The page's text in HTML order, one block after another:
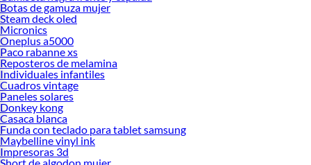
Botas de gamuza mujer
Steam deck oled
Micronics
Oneplus a5000
Paco rabanne xs
Reposteros de melamina
Individuales infantiles
Cuadros vintage
Paneles solares
Donkey kong
Casaca blanca
Funda con teclado para tablet samsung
Maybelline vinyl ink
Impresoras 3d